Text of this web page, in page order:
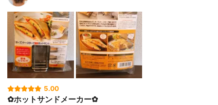
5.00
✿ホットサンドメーカー✿